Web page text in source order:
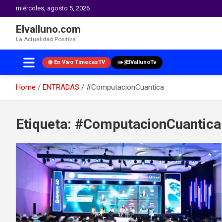
miércoles, agosto 5, 2026
Elvalluno.com
La Actualidad Positiva.
En Vivo TimecasTV ElVallunoTv
Home ENTRADAS
#ComputacionCuantica
contentEtiqueta: #ComputacionCuantica